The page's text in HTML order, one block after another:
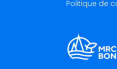
Politique de